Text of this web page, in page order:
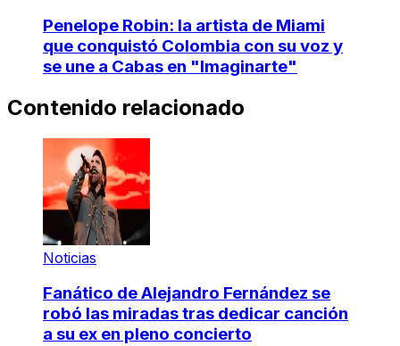
Penelope Robin: la artista de Miami
que conquistó Colombia con su voz y
se une a Cabas en "Imaginarte"
Contenido relacionado
Noticias
Fanático de Alejandro Fernández se
robó las miradas tras dedicar canción
a su ex en pleno concierto